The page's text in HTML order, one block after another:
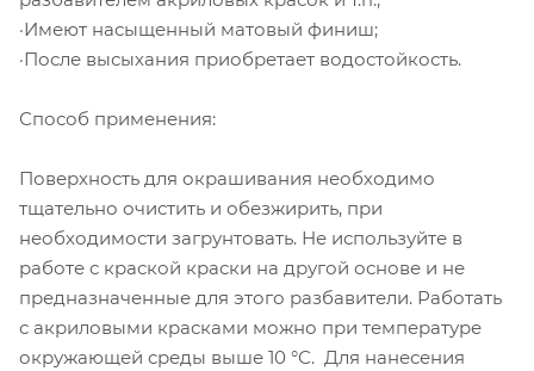
·Имеют насыщенный матовый финиш;
·После высыхания приобретает водостойкость.
Способ применения:
Поверхность для окрашивания необходимо
тщательно очистить и обезжирить, при
необходимости загрунтовать. Не используйте в
работе с краской краски на другой основе и не
предназначенные для этого разбавители. Работать
с акриловыми красками можно при температуре
окружающей среды выше 10 °С. Для нанесения